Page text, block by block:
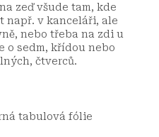
zeď všude tam, kde
např. v kanceláři, ale
nebo třeba na zdi u
o sedm, křídou nebo
čtverců.
tabulová fólie